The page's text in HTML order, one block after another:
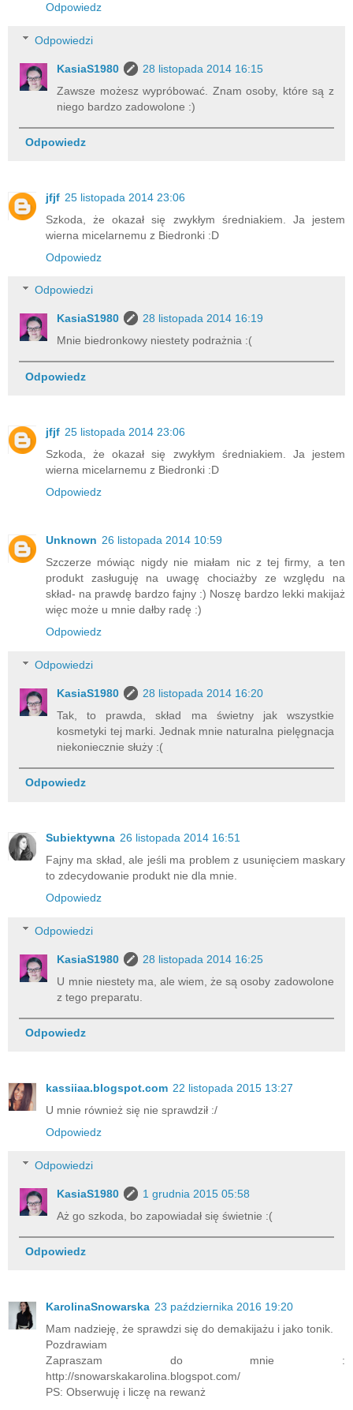
Odpowiedz
Odpowiedzi
KasiaS1980
28 listopada 2014 16:15
Zawsze możesz wypróbować. Znam osoby, które są z
niego bardzo zadowolone :)
Odpowiedz
jfjf 25 listopada 2014 23:06
Szkoda, że okazał się zwykłym średniakiem. Ja jestem
wierna micelarnemu z Biedronki :D
Odpowiedz
Odpowiedzi
KasiaS1980
28 listopada 2014 16:19
Mnie biedronkowy niestety podrażnia :(
Odpowiedz
jfjf 25 listopada 2014 23:06
Szkoda, że okazał się zwykłym średniakiem. Ja jestem
wierna micelarnemu z Biedronki :D
Odpowiedz
Unknown 26 listopada 2014 10:59
Szczerze mówiąc nigdy nie miałam nic z tej firmy, a ten
produkt zasługuję na uwagę chociażby ze względu na
skład- na prawdę bardzo fajny :) Noszę bardzo lekki makijaż
więc może u mnie dałby radę :)
Odpowiedz
Odpowiedzi
KasiaS1980
28 listopada 2014 16:20
Tak, to prawda, skład ma świetny jak wszystkie
kosmetyki tej marki. Jednak mnie naturalna pielęgnacja
niekoniecznie służy :(
Odpowiedz
Subiektywna 26 listopada 2014 16:51
Fajny ma skład, ale jeśli ma problem z usunięciem maskary
to zdecydowanie produkt nie dla mnie.
Odpowiedz
Odpowiedzi
KasiaS1980
28 listopada 2014 16:25
U mnie niestety ma, ale wiem, że są osoby zadowolone
z tego preparatu.
Odpowiedz
kassiiaa.blogspot.com 22 listopada 2015 13:27
U mnie również się nie sprawdził :/
Odpowiedz
Odpowiedzi
KasiaS1980
1 grudnia 2015 05:58
Aż go szkoda, bo zapowiadał się świetnie :(
Odpowiedz
KarolinaSnowarska 23 października 2016 19:20
Mam nadzieję, że sprawdzi się do demakijażu i jako tonik.
Pozdrawiam
Zapraszam do mnie :
http://snowarskakarolina.blogspot.com/
PS: Obserwuję i liczę na rewanż